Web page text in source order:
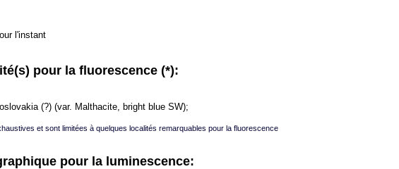
l'instant
pour la fluorescence (*):
(?) (var. Malthacite, bright blue SW);
et sont limitées à quelques localités remarquables pour la fluorescence
pour la luminescence: